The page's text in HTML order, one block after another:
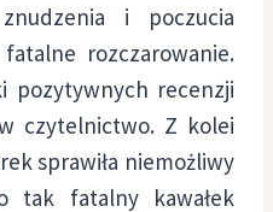
i poczucia
fatalne rozczarowanie.
pozytywnych recenzji
czytelnictwo. Z kolei
sprawiła niemożliwy
tak fatalny kawałek